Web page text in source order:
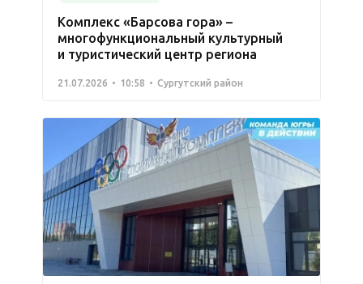
Комплекс «Барсова гора» –
многофункциональный культурный
и туристический центр региона
21.07.2026 10:58 Сургутский район